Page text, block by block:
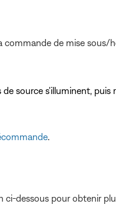
commande de mise sous/
source s'illuminent, puis
ci-dessous pour obtenir